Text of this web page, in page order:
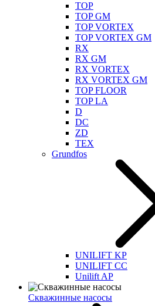
TOP
TOP GM
TOP VORTEX
TOP VORTEX GM
RX
RX GM
RX VORTEX
RX VORTEX GM
TOP FLOOR
TOP LA
D
DC
ZD
TEX
Grundfos
UNILIFT KP
UNILIFT CC
Unilift AP
Скважинные насосы